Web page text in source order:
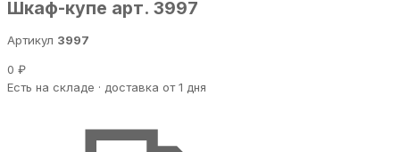
Шкаф-купе арт. 3997
Артикул 3997
0 ₽
Есть на складе · доставка от 1 дня